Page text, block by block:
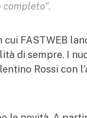
completo".
FASTWEB
di sempre. I
Rossi con